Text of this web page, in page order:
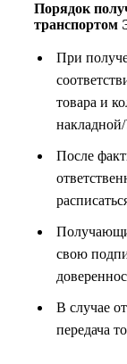
Порядок
При
товара и
После
свою
В случае
передача